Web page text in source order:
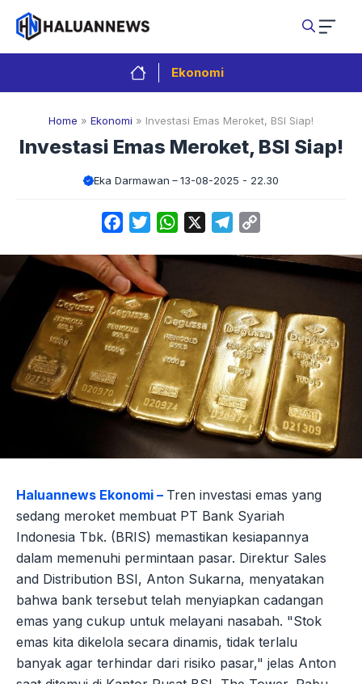
Langsung
isi
Ekonomi
Home » Ekonomi » Investasi Emas Meroket, BSI Siap!
Investasi Emas Meroket, BSI Siap!
Eka Darmawan 13-08-2025 - 22.30
FacebookTwitterWhatsApp Telegram
Haluannews Ekonomi – Tren investasi emas yang
sedang meroket membuat PT Bank Syariah
Indonesia Tbk. (BRIS) memastikan kesiapannya
dalam memenuhi permintaan pasar. Direktur Sales
and Distribution BSI, Anton Sukarna, menyatakan
bahwa bank tersebut telah menyiapkan cadangan
emas yang cukup untuk melayani nasabah. "Stok
emas kita dikelola secara dinamis, tidak terlalu
banyak agar terhindar dari risiko pasar," jelas Anton